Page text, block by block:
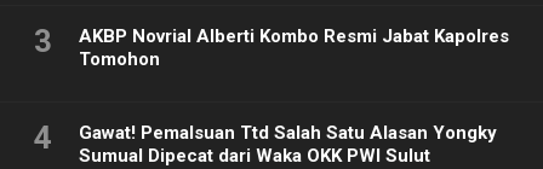
3
AKBP Novrial Alberti Kombo Resmi Jabat Kapolres
Tomohon
4
Gawat! Pemalsuan Ttd Salah Satu Alasan Yongky
Sumual Dipecat dari Waka OKK PWI Sulut